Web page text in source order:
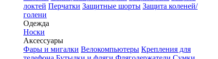
локтей Перчатки Защитные шорты Защита коленей/
голени
Одежда
Носки
Аксессуары
Фары и мигалки Велокомпьютеры Крепления для